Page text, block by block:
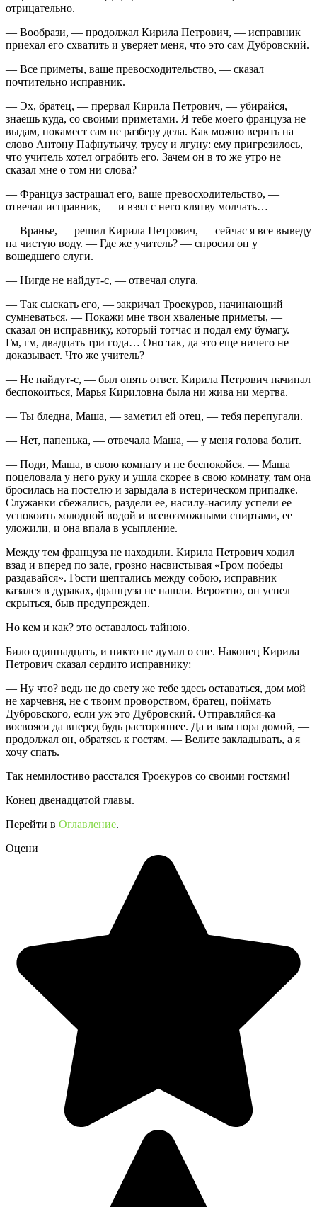
отрицательно.
— Вообрази, — продолжал Кирила Петрович, — исправник
приехал его схватить и уверяет меня, что это сам Дубровский.
— Все приметы, ваше превосходительство, — сказал
почтительно исправник.
— Эх, братец, — прервал Кирила Петрович, — убирайся,
знаешь куда, со своими приметами. Я тебе моего француза не
выдам, покамест сам не разберу дела. Как можно верить на
слово Антону Пафнутьичу, трусу и лгуну: ему пригрезилось,
что учитель хотел ограбить его. Зачем он в то же утро не
сказал мне о том ни слова?
— Француз застращал его, ваше превосходительство, —
отвечал исправник, — и взял с него клятву молчать…
— Вранье, — решил Кирила Петрович, — сейчас я все выведу
на чистую воду. — Где же учитель? — спросил он у
вошедшего слуги.
— Нигде не найдут-с, — отвечал слуга.
— Так сыскать его, — закричал Троекуров, начинающий
сумневаться. — Покажи мне твои хваленые приметы, —
сказал он исправнику, который тотчас и подал ему бумагу. —
Гм, гм, двадцать три года… Оно так, да это еще ничего не
доказывает. Что же учитель?
— Не найдут-с, — был опять ответ. Кирила Петрович начинал
беспокоиться, Марья Кириловна была ни жива ни мертва.
— Ты бледна, Маша, — заметил ей отец, — тебя перепугали.
— Нет, папенька, — отвечала Маша, — у меня голова болит.
— Поди, Маша, в свою комнату и не беспокойся. — Маша
поцеловала у него руку и ушла скорее в свою комнату, там она
бросилась на постелю и зарыдала в истерическом припадке.
Служанки сбежались, раздели ее, насилу-насилу успели ее
успокоить холодной водой и всевозможными спиртами, ее
уложили, и она впала в усыпление.
Между тем француза не находили. Кирила Петрович ходил
взад и вперед по зале, грозно насвистывая «Гром победы
раздавайся». Гости шептались между собою, исправник
казался в дураках, француза не нашли. Вероятно, он успел
скрыться, быв предупрежден.
Но кем и как? это оставалось тайною.
Било одиннадцать, и никто не думал о сне. Наконец Кирила
Петрович сказал сердито исправнику:
— Ну что? ведь не до свету же тебе здесь оставаться, дом мой
не харчевня, не с твоим проворством, братец, поймать
Дубровского, если уж это Дубровский. Отправляйся-ка
восвояси да вперед будь расторопнее. Да и вам пора домой, —
продолжал он, обратясь к гостям. — Велите закладывать, а я
хочу спать.
Так немилостиво расстался Троекуров со своими гостями!
Конец двенадцатой главы.
Перейти в Оглавление.
Оцени